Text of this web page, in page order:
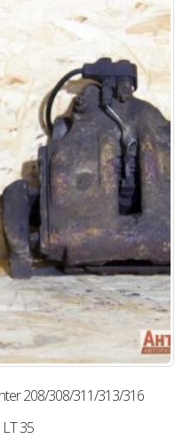
208/308/311/313/316
35